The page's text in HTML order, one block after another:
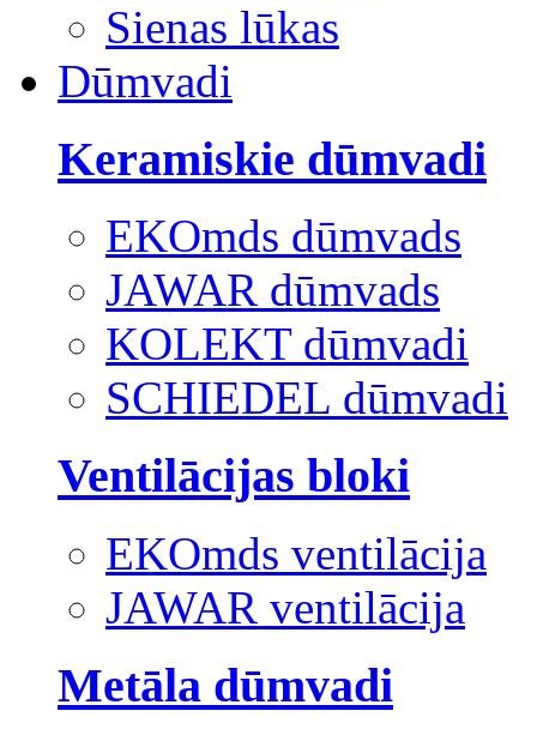
Sienas lūkas
Dūmvadi
Keramiskie dūmvadi
EKOmds dūmvads
JAWAR dūmvads
KOLEKT dūmvadi
SCHIEDEL dūmvadi
Ventilācijas bloki
EKOmds ventilācija
JAWAR ventilācija
Metāla dūmvadi